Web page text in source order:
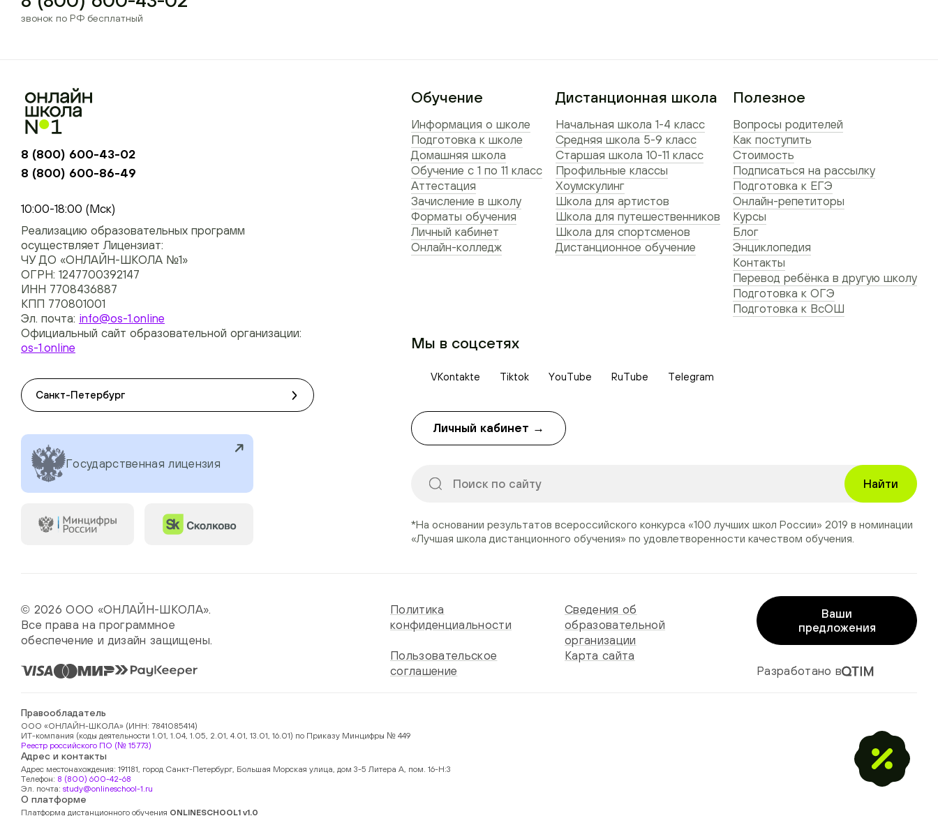
звонок по РФ бесплатный
8 (800) 600-43-02
8 (800) 600-86-49
10:00-18:00 (Мск)
Реализацию образовательных программ
осуществляет Лицензиат:
ЧУ ДО «ОНЛАЙН-ШКОЛА №1»
ОГРН: 1247700392147
ИНН 7708436887
КПП 770801001
Эл. почта: info@os-1.online
Официальный сайт образовательной организации:
os-1.online
Санкт-Петербург
Государственная лицензия
Обучение
Информация о школе
Подготовка к школе
Домашняя школа
Обучение с 1 по 11 класс
Аттестация
Зачисление в школу
Форматы обучения
Личный кабинет
Онлайн-колледж
Полезное
Вопросы родителей
Как поступить
Стоимость
Подписаться на рассылку
Подготовка к ЕГЭ
Онлайн-репетиторы
Курсы
Блог
Энциклопедия
Контакты
Перевод ребёнка в другую школу
Подготовка к ОГЭ
Подготовка к ВсОШ
Дистанционная школа
Начальная школа 1-4 класс
Средняя школа 5-9 класс
Старшая школа 10-11 класс
Профильные классы
Хоумскулинг
Школа для артистов
Школа для путешественников
Школа для спортсменов
Дистанционное обучение
Мы в соцсетях
VKontakte Tiktok YouTube RuTube Telegram
Личный кабинет →
Найти
*На основании результатов всероссийского конкурса «100 лучших школ России» 2019 в номинации
«Лучшая школа дистанционного обучения» по удовлетворенности качеством обучения.
© 2026 ООО «ОНЛАЙН-ШКОЛА».
Все права на программное
обеспечение и дизайн защищены.
Политика
конфиденциальности
Сведения об
образовательной
организации
Пользовательское
соглашение
Карта сайта
Ваши
предложения
Разработано в
Правообладатель
ООО «ОНЛАЙН-ШКОЛА» (ИНН: 7841085414)
ИТ-компания (коды деятельности 1.01, 1.04, 1.05, 2.01, 4.01, 13.01, 16.01) по Приказу Минцифры № 449
Реестр российского ПО (№ 15773)
Адрес и контакты
Адрес местонахождения: 191181, город Санкт-Петербург, Большая Морская улица, дом 3-5 Литера А, пом. 16-Н:3
Телефон: 8 (800) 600-42-68
Эл. почта: study@onlineschool-1.ru
О платформе
Платформа дистанционного обучения ONLINESCHOOL1 v1.0